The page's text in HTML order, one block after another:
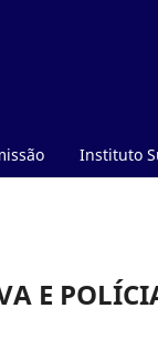
Instituto
E